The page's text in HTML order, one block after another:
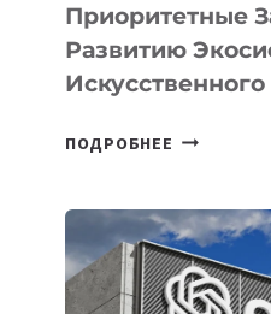
Приоритетные
Развитию
ПОДРОБНЕЕ В
ЗАДАЧИ
ПО